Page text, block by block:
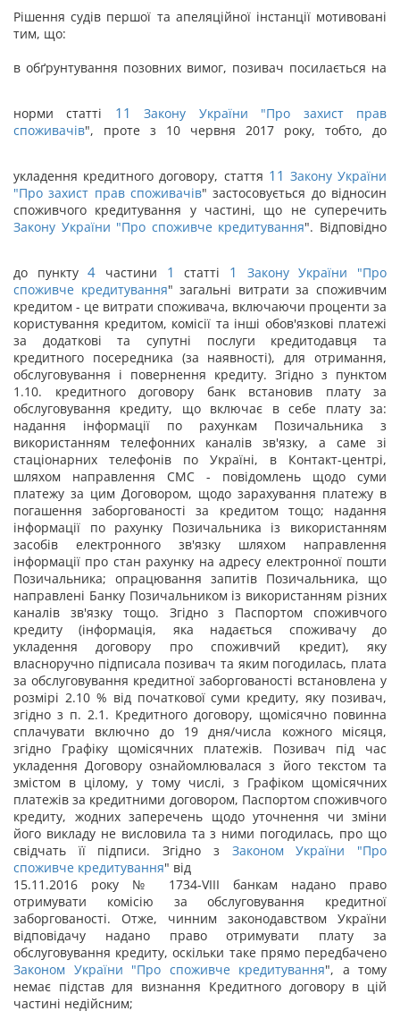
Рішення судів першої та апеляційної інстанції мотивовані
тим, що:
в обґрунтування позовних вимог, позивач посилається на
норми статті 11 Закону України "Про захист прав
споживачів", проте з 10 червня 2017 року, тобто, до
укладення кредитного договору, стаття 11 Закону України
"Про захист прав споживачів" застосовується до відносин
споживчого кредитування у частині, що не суперечить
Закону України "Про споживче кредитування". Відповідно
до пункту4 частини 1 статті 1 Закону України "Про
споживче кредитування" загальні витрати за споживчим
кредитом - це витрати споживача, включаючи проценти за
користування кредитом, комісії та інші обов'язкові платежі
за додаткові та супутні послуги кредитодавця та
кредитного посередника (за наявності), для отримання,
обслуговування і повернення кредиту. Згідно з пунктом
1.10. кредитного договору банк встановив плату за
обслуговування кредиту, що включає в себе плату за:
надання інформації по рахункам Позичальника з
використанням телефонних каналів зв'язку, а саме зі
стаціонарних телефонів по Україні, в Контакт-центрі,
шляхом направлення СМС - повідомлень щодо суми
платежу за цим Договором, щодо зарахування платежу в
погашення заборгованості за кредитом тощо; надання
інформації по рахунку Позичальника із використанням
засобів електронного зв'язку шляхом направлення
інформації про стан рахунку на адресу електронної пошти
Позичальника; опрацювання запитів Позичальника, що
направлені Банку Позичальником із використанням різних
каналів зв'язку тощо. Згідно з Паспортом споживчого
кредиту (інформація, яка надається споживачу до
укладення договору про споживчий кредит), яку
власноручно підписала позивач та яким погодилась, плата
за обслуговування кредитної заборгованості встановлена у
розмірі 2.10 % від початкової суми кредиту, яку позивач,
згідно з п. 2.1. Кредитного договору, щомісячно повинна
сплачувати включно до 19 дня/числа кожного місяця,
згідно Графіку щомісячних платежів. Позивач під час
укладення Договору ознайомлювалася з його текстом та
змістом в цілому, у тому числі, з Графіком щомісячних
платежів за кредитними договором, Паспортом споживчого
кредиту, жодних заперечень щодо уточнення чи зміни
його викладу не висловила та з ними погодилась, про що
свідчать її підписи. Згідно з Законом України "Про
споживче кредитування" від
15.11.2016 року № 1734-VІІІ банкам надано право
отримувати комісію за обслуговування кредитної
заборгованості. Отже, чинним законодавством України
відповідачу надано право отримувати плату за
обслуговування кредиту, оскільки таке прямо передбачено
Законом України "Про споживче кредитування", а тому
немає підстав для визнання Кредитного договору в цій
частині недійсним;